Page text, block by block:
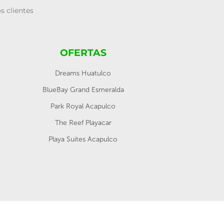
clientes
OFERTAS
Dreams Huatulco
BlueBay Grand Esmeralda
Park Royal Acapulco
The Reef Playacar
Playa Suites Acapulco